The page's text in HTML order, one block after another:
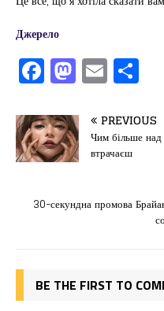
Джерело
F
a
c
e
b
o
o
M
a
st
o
d
o
n
E
m
ai
l
іл
и
ис
я
PREVIOUS
Чим більше
втрачаєш
30-секундна промова
BE THE FIRST TO